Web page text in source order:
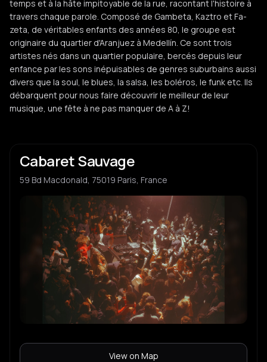
temps et à la hâte impitoyable de la rue, racontant l'histoire à
travers chaque parole. Composé de Gambeta, Kaztro et Fa-
zeta, de véritables enfants des années 80, le groupe est
originaire du quartier d'Aranjuez à Medellín. Ce sont trois
artistes nés dans un quartier populaire, bercés depuis leur
enfance par les sons inépuisables de genres suburbains aussi
divers que la soul, le blues, la salsa, les boléros, le funk etc. Ils
débarquent pour nous faire découvrir le meilleur de leur
musique, une fête à ne pas manquer de A à Z!
Cabaret Sauvage
59 Bd Macdonald, 75019 Paris, France
View on Map